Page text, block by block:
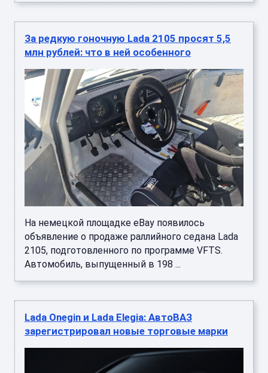
За редкую гоночную Lada 2105 просят 5,5
млн рублей: что в ней особенного
На немецкой площадке eBay появилось
объявление о продаже раллийного седана Lada
2105, подготовленного по программе VFTS.
Автомобиль, выпущенный в 198 ...
Lada Onegin и Lada Elegia: АвтоВАЗ
зарегистрировал новые торговые марки